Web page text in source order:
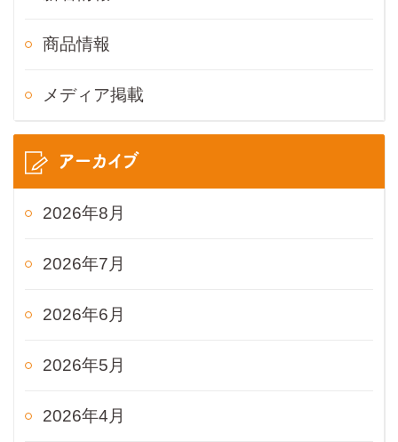
商品情報
メディア掲載
アーカイブ
2026年8月
2026年7月
2026年6月
2026年5月
2026年4月